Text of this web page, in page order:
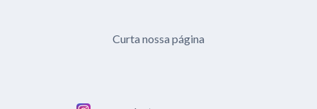
Curta nossa página